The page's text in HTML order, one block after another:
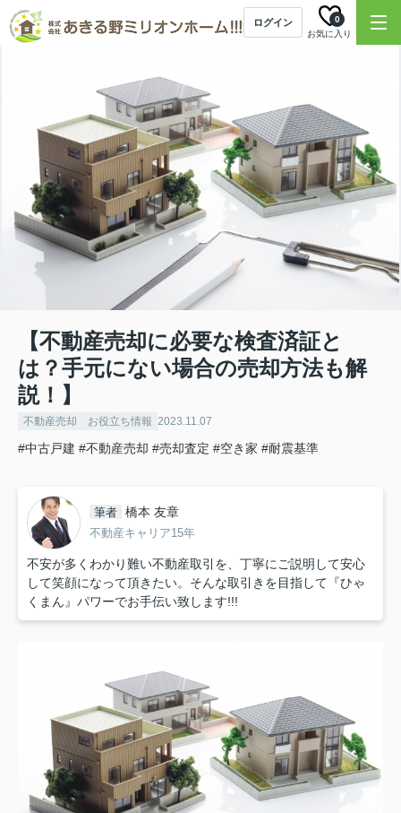
ログイン
お気に入り
0
【不動産売却に必要な検査済証と
は？手元にない場合の売却方法も解
説！】
不動産売却 お役立ち情報 2023.11.07
#中古戸建 #不動産売却 #売却査定 #空き家 #耐震基準
筆者 橋本 友章
不動産キャリア15年
不安が多くわかり難い不動産取引を、丁寧にご説明して安心
して笑顔になって頂きたい。そんな取引きを目指して『ひゃ
くまん』パワーでお手伝い致します!!!